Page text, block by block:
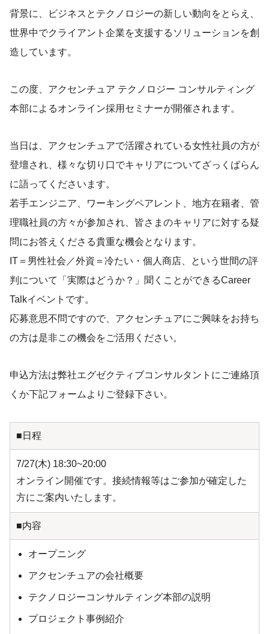
背景に、ビジネスとテクノロジーの新しい動向をとらえ、
世界中でクライアント企業を支援するソリューションを創
造しています。
この度、アクセンチュア テクノロジー コンサルティング
本部によるオンライン採用セミナーが開催されます。
当日は、アクセンチュアで活躍されている女性社員の方が
登壇され、様々な切り口でキャリアについてざっくばらん
に語ってくださいます。
若手エンジニア、ワーキングペアレント、地方在籍者、管
理職社員の方々が参加され、皆さまのキャリアに対する疑
問にお答えくださる貴重な機会となります。
IT＝男性社会／外資＝冷たい・個人商店、という世間の評
判について「実際はどうか？」聞くことができるCareer
Talkイベントです。
応募意思不問ですので、アクセンチュアにご興味をお持ち
の方は是非この機会をご活用ください。
申込方法は弊社エグゼクティブコンサルタントにご連絡頂
くか下記フォームよりご登録下さい。
■日程
7/27(木) 18:30~20:00
オンライン開催です。接続情報等はご参加が確定した
方にご案内いたします。
■内容
オープニング
アクセンチュアの会社概要
テクノロジーコンサルティング本部の説明
プロジェクト事例紹介